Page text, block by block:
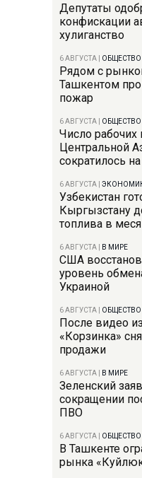
Депутаты
конфискации
хулиганство
6 АВГУСТА ОБЩЕСТВО
Рядом с
Ташкентом
пожар
6 АВГУСТА ОБЩЕСТВО
Число
Центральной
сократилось
6 АВГУСТА
Узбекистан
Кыргызстану
топлива в
6 АВГУСТА В МИРЕ
США
уровень
Украиной
6 АВГУСТА ОБЩЕСТВО
После видео
«Корзинка»
продажи
6 АВГУСТА В МИРЕ
Зеленский
сокращении
ПВО
6 АВГУСТА ОБЩЕСТВО
В Ташкенте
рынка